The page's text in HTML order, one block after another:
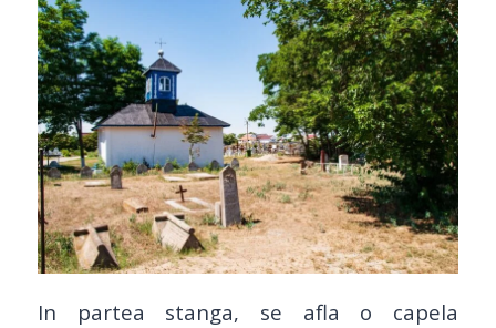
In partea stanga, se afla o capela